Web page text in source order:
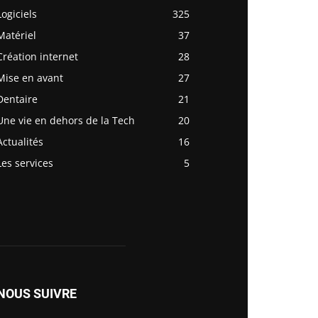
325
37
internet
28
en avant
27
21
vie en dehors de la Tech
20
16
services
5
SUIVRE